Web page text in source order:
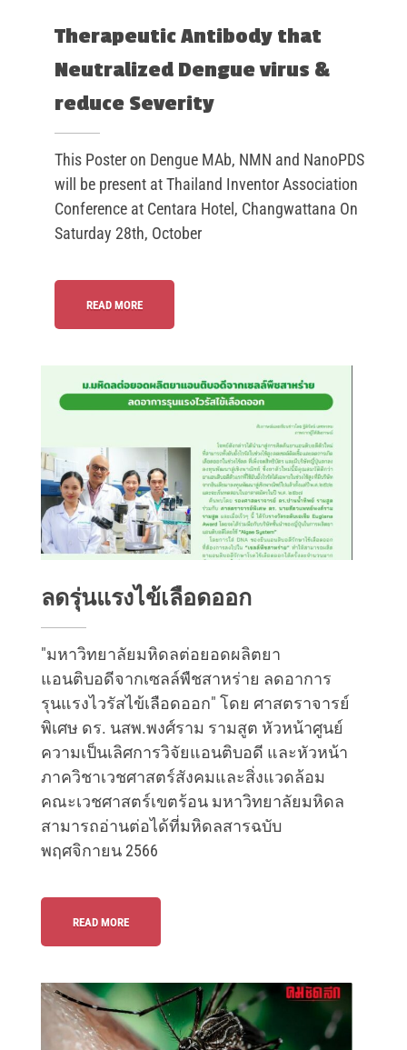
Therapeutic Antibody that
Neutralized Dengue virus &
reduce Severity
This Poster on Dengue MAb, NMN and NanoPDS
will be present at Thailand Inventor Association
Conference at Centara Hotel, Changwattana On
Saturday 28th, October
READ MORE
ลดรุ่นแรงไข้เลือดออก
"มหาวิทยาลัยมหิดลต่อยอดผลิตยา
แอนติบอดีจากเซลล์พืชสาหร่าย ลดอาการ
รุนแรงไวรัสไข้เลือดออก" โดย ศาสตราจารย์
พิเศษ ดร. นสพ.พงศ์ราม รามสูต หัวหน้าศูนย์
ความเป็นเลิศการวิจัยแอนติบอดี และหัวหน้า
ภาควิชาเวชศาสตร์สังคมและสิ่งแวดล้อม
คณะเวชศาสตร์เขตร้อน มหาวิทยาลัยมหิดล
สามารถอ่านต่อได้ที่มหิดลสารฉบับ
พฤศจิกายน 2566
READ MORE